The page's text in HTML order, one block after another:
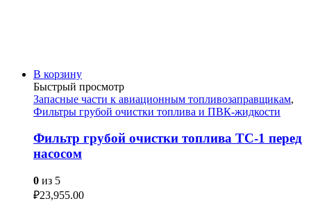
В корзину
Быстрый просмотр
Запасные части к авиационным топливозаправщикам,
Фильтры грубой очистки топлива и ПВК-жидкости
Фильтр грубой очистки топлива ТС-1 перед
насосом
0 из 5
₽23,955.00